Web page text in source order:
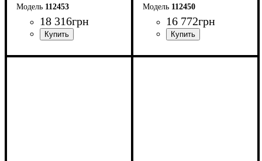
112453
18 316грн
112450
16 772грн